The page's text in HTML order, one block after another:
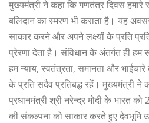
मुख्यमंत्री ने कहा कि गणतंत्र दिवस हमारे
बलिदान का स्मरण भी कराता है। यह
साकार करने और अपने लक्ष्यों के प्रति
प्रेरणा देता है। संविधान के अंतर्गत ही हम
हम न्याय, स्वतंत्रता, समानता और
के प्रति सदैव प्रतिबद्ध रहें। मुख्यमंत्री ने
प्रधानमंत्री श्री नरेन्द्र मोदी के भारत
की संकल्पना को साकार करते हुए देवभूमि